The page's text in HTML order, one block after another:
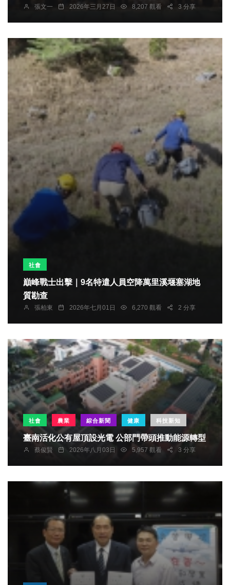
張文一 2026年三月27日 8,207 觀看 3 分享
社會
巔峰戰士出擊｜9名特遣人員空降萬里溪堰塞湖地
質勘查
張柏東 2026年七月01日 6,270 觀看 2 分享
社會 農業 綜合新聞 健康 科技新知
臺南活化公有屋頂設光電 公部門帶頭推動能源轉型
蔡俊賢 2026年八月03日 5,957 觀看 3 分享